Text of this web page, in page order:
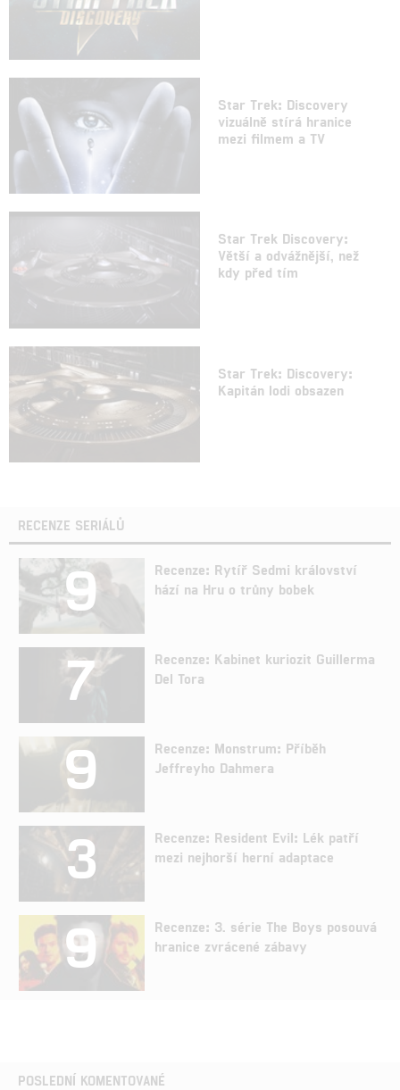
Star Trek: Discovery
vizuálně stírá hranice
mezi filmem a TV
Star Trek Discovery:
Větší a odvážnější, než
kdy před tím
Star Trek: Discovery:
Kapitán lodi obsazen
RECENZE SERIÁLŮ
9
Recenze: Rytíř Sedmi království
hází na Hru o trůny bobek
7
Recenze: Kabinet kuriozit Guillerma
Del Tora
9
Recenze: Monstrum: Příběh
Jeffreyho Dahmera
3
Recenze: Resident Evil: Lék patří
mezi nejhorší herní adaptace
9
Recenze: 3. série The Boys posouvá
hranice zvrácené zábavy
POSLEDNÍ KOMENTOVANÉ